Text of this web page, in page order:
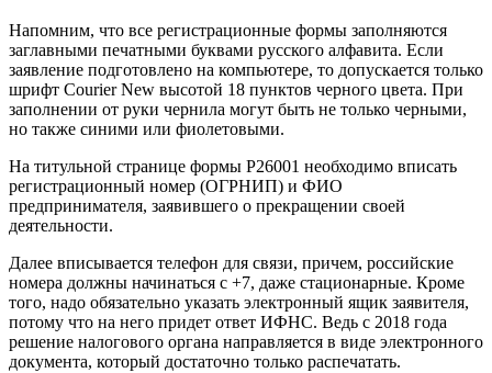
Напомним, что все регистрационные формы заполняются
заглавными печатными буквами русского алфавита. Если
заявление подготовлено на компьютере, то допускается только
шрифт Courier New высотой 18 пунктов черного цвета. При
заполнении от руки чернила могут быть не только черными,
но также синими или фиолетовыми.
На титульной странице формы Р26001 необходимо вписать
регистрационный номер (ОГРНИП) и ФИО
предпринимателя, заявившего о прекращении своей
деятельности.
Далее вписывается телефон для связи, причем, российские
номера должны начинаться с +7, даже стационарные. Кроме
того, надо обязательно указать электронный ящик заявителя,
потому что на него придет ответ ИФНС. Ведь с 2018 года
решение налогового органа направляется в виде электронного
документа, который достаточно только распечатать.